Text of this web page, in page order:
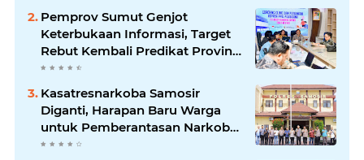
Pemprov Sumut Genjot
Keterbukaan Informasi, Target
Rebut Kembali Predikat Provinsi
Informatif
Kasatresnarkoba Samosir
Diganti, Harapan Baru Warga
untuk Pemberantasan Narkoba
Menguat